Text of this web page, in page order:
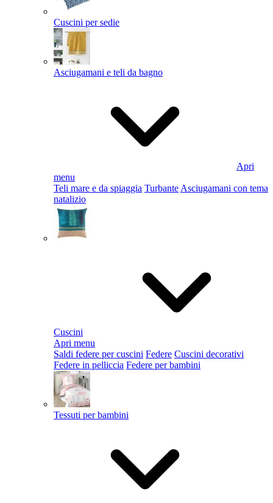
Cuscini per sedie
Asciugamani e teli da bagno
Apri
menu
Teli mare e da spiaggia Turbante Asciugamani con tema
natalizio
Cuscini
Apri menu
Saldi federe per cuscini Federe Cuscini decorativi
Federe in pelliccia Federe per bambini
Tessuti per bambini